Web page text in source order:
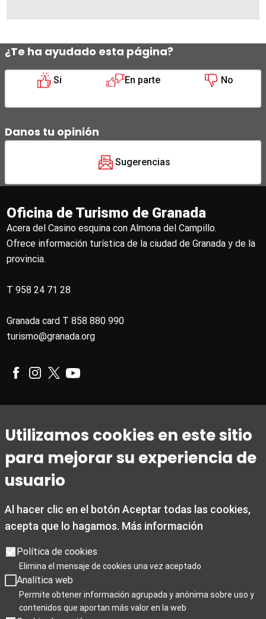
¿Te ha ayudado esta página?
Si En parte No
Danos tu opinión
Sugerencias
Oficina de Turismo de Granada
Acera del Casino esquina con Almona del Campillo.
Ofrece información turística de la ciudad de Granada y de la
provincia.
T 958 24 71 28
Granada card T 858 880 990
turismo@granada.org
De 1 de marzo a 31 de octubre
De lunes a viernes de 09:00 a 20:00
Sábados de 10:00 a 14:00 y de 15:30 a 19:00
Domingos y festivos de 10:00 a 15:00
De 1 noviembre a 28 de febrero
De lunes a viernes de 09:00 a 19:00
Sábados de 10:00 a 19:00
Domingos y festivos de 10:00 a 15:00
Días de cierre 25 de Navidad, 1 de enero y 6 de enero
Utilizamos cookies en este sitio
para mejorar su experiencia de
usuario
Al hacer clic en el botón Aceptar todas las cookies,
acepta que lo hagamos. Más información
Política de cookies
Elimina el mensaje de cookies una vez aceptado
Analítica web
Permite obtener información agrupada y anónima sobre uso y
contenidos que aportan más valor en la web